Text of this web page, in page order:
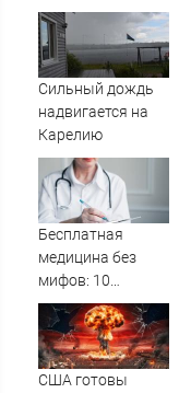
полмиллиона
Сильный дождь
надвигается на
Карелию
Бесплатная
медицина без
мифов: 10
главных проблем
пациентов ОМС и
способы их
решения
США готовы